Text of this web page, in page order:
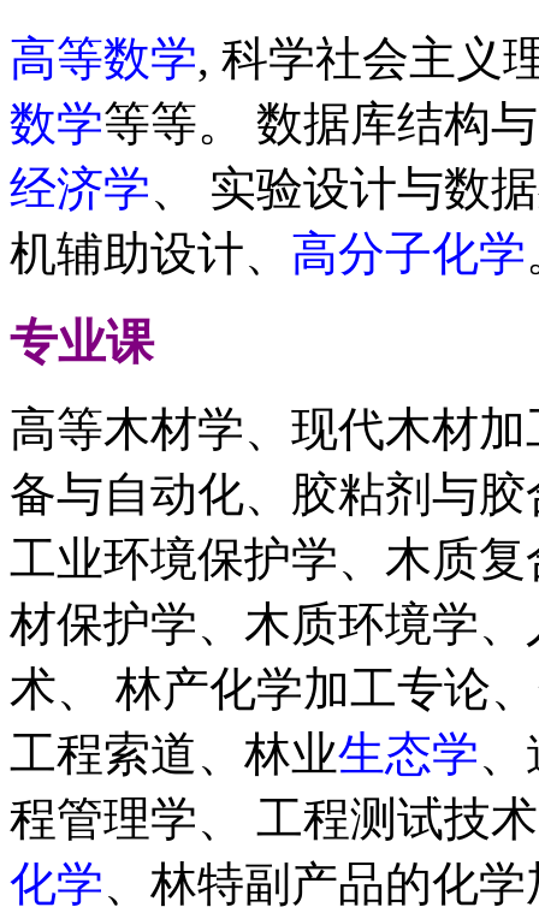
高等数学, 科学社会主义
数学等等。 数据库结构
经济学、 实验设计与数
机辅助设计、 高分子化学
专业课
高等木材学、现代木材
备与自动化、胶粘剂与
工业环境保护学、木质
材保护学、木质环境学
术、 林产化学加工专论
工程索道、林业生态学
程管理学、 工程测试技
化学、林特副产品的化